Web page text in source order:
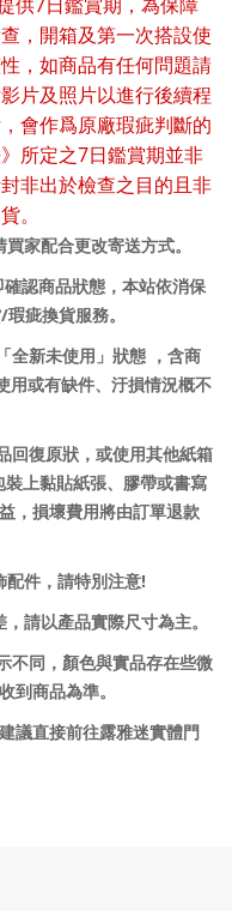
供
日鑑賞期，為保障
，開箱及第一次搭設使
，如商品有任何問題請
片及照片以進行後續程
會作爲原廠瑕疵判斷的
所定之7日鑑賞期並非
非出於檢查之目的且非
。
家配合更改寄送方式。
確認商品狀態，本站依消保
/瑕疵換貨服務。
全新未使用」狀態 ，含商
用或有缺件、汙損情況概不
回復原狀，或使用其他紙箱
裝上黏貼紙張、膠帶或書寫
，損壞費用將由訂單退款
配件，請特別注意!
請以產品實際尺寸為主。
不同，顏色與實品存在些微
到商品為準。
議直接前往露雅迷實體門